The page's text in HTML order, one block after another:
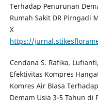
Terhadap Penurunan
Rumah Sakit DR Pirngadi
X
https://
Cendana S. Rafika,
Efektivitas Kompres
Komres Air Biasa
Demam Usia 3-5 Tahun di